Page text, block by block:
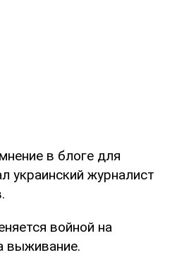
в блоге для
украинский журналист
войной на
выживание.